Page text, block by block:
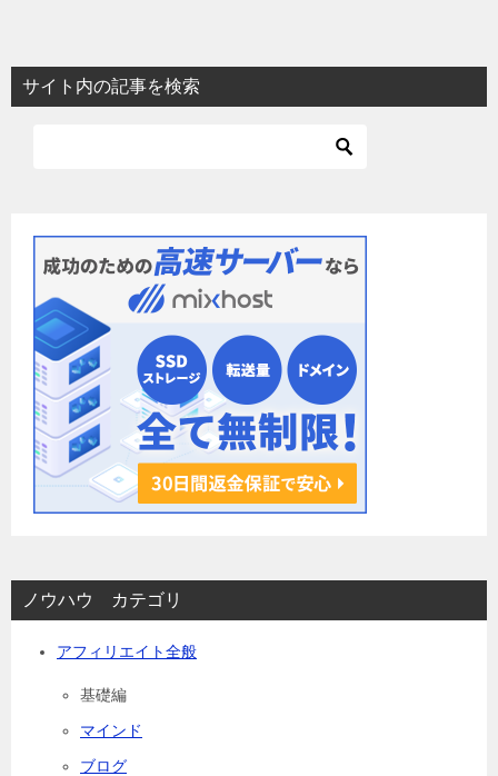
ビ
ゲ
サイト内の記事を検索
ノウハウ カテゴリ
アフィリエイト全般
基礎編
マインド
ブログ